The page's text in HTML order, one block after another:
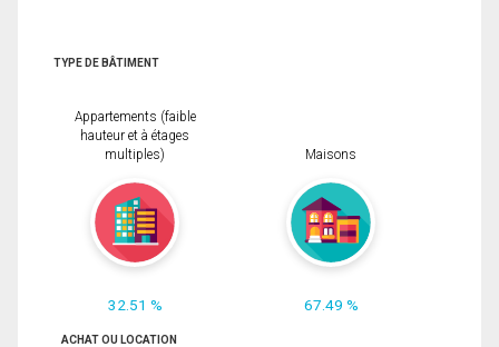
TYPE DE BÂTIMENT
Appartements (faible
hauteur et à étages
multiples)
32.51 %
Maisons
67.49 %
ACHAT OU LOCATION